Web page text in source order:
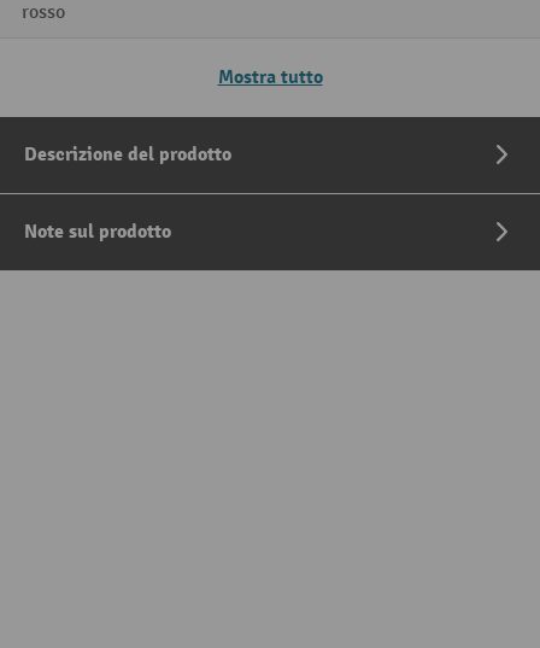
rosso
Mostra tutto
Descrizione del prodotto
Note sul prodotto